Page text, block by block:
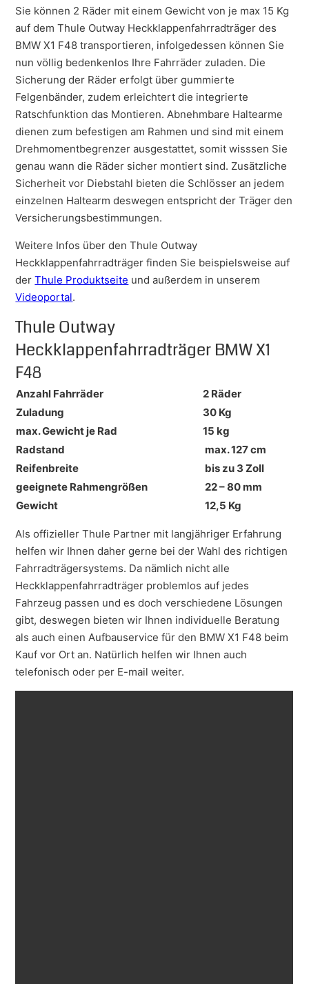
Sie können 2 Räder mit einem Gewicht von je max 15 Kg
auf dem Thule Outway Heckklappenfahrradträger des
BMW X1 F48 transportieren, infolgedessen können Sie
nun völlig bedenkenlos Ihre Fahrräder zuladen. Die
Sicherung der Räder erfolgt über gummierte
Felgenbänder, zudem erleichtert die integrierte
Ratschfunktion das Montieren. Abnehmbare Haltearme
dienen zum befestigen am Rahmen und sind mit einem
Drehmomentbegrenzer ausgestattet, somit wisssen Sie
genau wann die Räder sicher montiert sind. Zusätzliche
Sicherheit vor Diebstahl bieten die Schlösser an jedem
einzelnen Haltearm deswegen entspricht der Träger den
Versicherungsbestimmungen.
Weitere Infos über den Thule Outway
Heckklappenfahrradträger finden Sie beispielsweise auf
derThule Produktseite und außerdem in unserem
Videoportal.
Thule Outway
Heckklappenfahrradträger BMW X1
F48
Anzahl Fahrräder
2 Räder
Zuladung
30 Kg
max. Gewicht je Rad
15 kg
Radstand
max. 127 cm
Reifenbreite
bis zu 3 Zoll
geeignete Rahmengrößen
22 – 80 mm
Gewicht
12,5 Kg
Als offizieller Thule Partner mit langjähriger Erfahrung
helfen wir Ihnen daher gerne bei der Wahl des richtigen
Fahrradträgersystems. Da nämlich nicht alle
Heckklappenfahrradträger problemlos auf jedes
Fahrzeug passen und es doch verschiedene Lösungen
gibt, deswegen bieten wir Ihnen individuelle Beratung
als auch einen Aufbauservice für den BMW X1 F48 beim
Kauf vor Ort an. Natürlich helfen wir Ihnen auch
telefonisch oder per E-mail weiter.